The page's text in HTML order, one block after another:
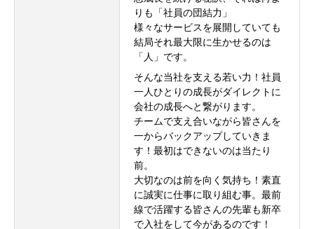
りも「社員の団結力」
様々なサービスを展開していても
結局それ最大限に生かせるのは
「人」です。
そんな当社を支える若い力！社員
一人ひとりの成長がダイレクトに
会社の成長へと繋がります。
チームで支え合いながら皆さんを
一からバックアップしていきま
す！最初はできないのは当たり
前。
大切なのは前を向く気持ち！素直
に誠実に仕事に取り組む事。最前
線で活躍する皆さんの先輩も新卒
で入社をして今があるのです！